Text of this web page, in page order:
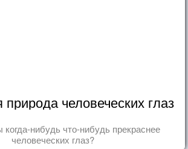
природа человеческих глаз
нибудь что-нибудь прекраснее
человеческих глаз?